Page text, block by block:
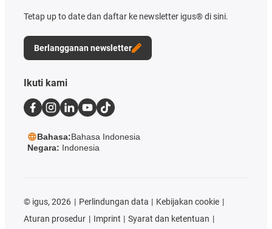
Tetap up to date dan daftar ke newsletter igus® di sini.
Berlangganan newsletter
Ikuti kami
Bahasa:Bahasa Indonesia
Negara: Indonesia
© igus, 2026 Perlindungan data
Kebijakan cookie
Aturan prosedur
Imprint
Syarat dan ketentuan